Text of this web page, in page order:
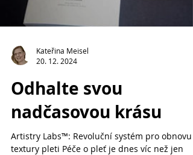
Kateřina Meisel
20. 12. 2024
Odhalte svou
nadčasovou krásu
Artistry Labs™: Revoluční systém pro obnovu
textury pleti Péče o pleť je dnes víc než jen